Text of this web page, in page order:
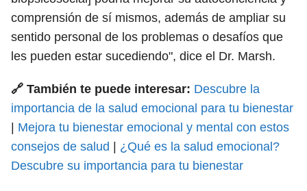
comprensión de sí mismos, además de ampliar su
sentido personal de los problemas o desafíos que
les pueden estar sucediendo", dice el Dr. Marsh.
🔗 También te puede interesar: Descubre la
importancia de la salud emocional para tu bienestar
Mejora tu bienestar emocional y mental con estos
consejos de salud
¿Qué es la salud emocional?
Descubre su importancia para tu bienestar